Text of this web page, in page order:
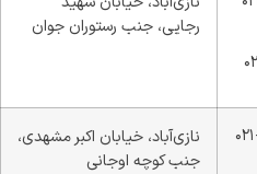
رجایی، جنب رستوران جوان
نازی‌آباد، خیابان اکبر مشهدی،
جنب کوچه اوجانی